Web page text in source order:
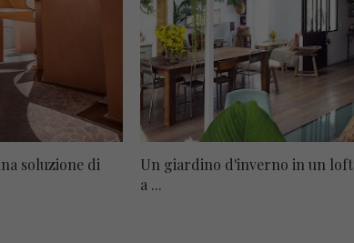
soluzione di
Un giardino d'inverno in un loft
a ...